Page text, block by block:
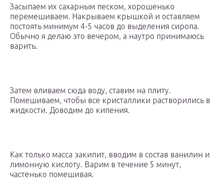
Засыпаем их сахарным песком, хорошенько
перемешиваем. Накрываем крышкой и оставляем
постоять минимум 4-5 часов до выделения сиропа.
Обычно я делаю это вечером, а наутро принимаюсь
варить.
Затем вливаем сюда воду, ставим на плиту.
Помешиваем, чтобы все кристаллики растворились в
жидкости. Доводим до кипения.
Как только масса закипит, вводим в состав ванилин и
лимонную кислоту. Варим в течение 5 минут,
частенько помешивая.